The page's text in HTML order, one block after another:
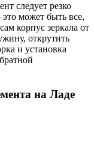
следует резко
может быть все,
корпус зеркала от
открутить
и установка
на Ладе